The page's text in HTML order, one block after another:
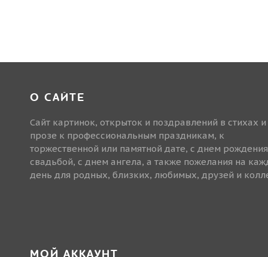
О САЙТЕ
Сайт картинок, открыток и поздравлений в стихах и
прозе к профессиональным праздникам, к
торжественной или памятной дате, с днем
свадьбой, с днем ангела, а также пожелания на
день для родных, близких, любимых, друзей и